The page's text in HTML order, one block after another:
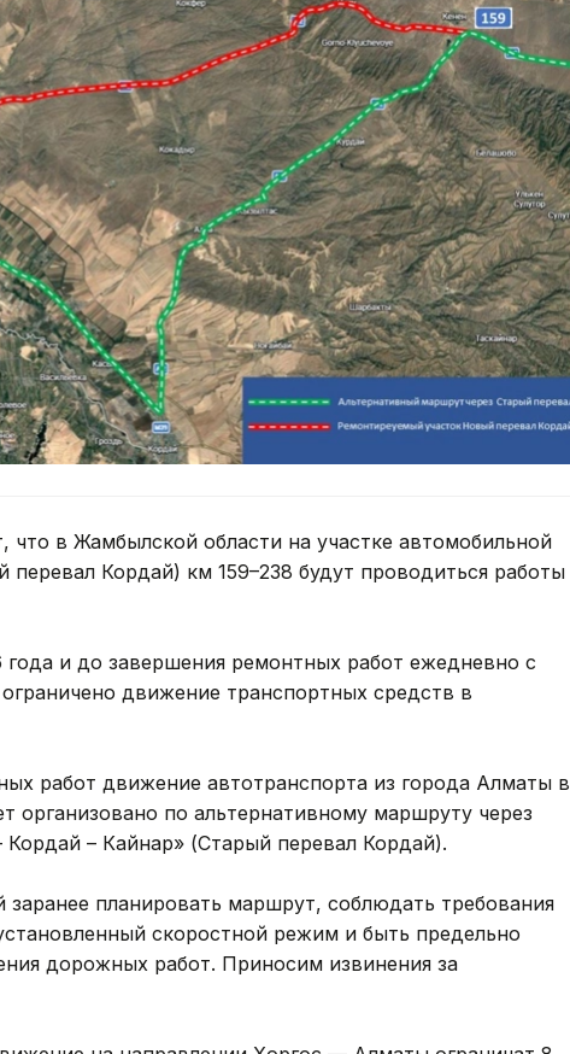
что в Жамбылской области на участке автомобильной
Кордай) км 159–238 будут проводиться работы
года и до завершения ремонтных работ ежедневно с
движение транспортных средств в
работ движение автотранспорта из города Алматы в
организовано по альтернативному маршруту через
– Кайнар» (Старый перевал Кордай).
планировать маршрут, соблюдать требования
скоростной режим и быть предельно
дорожных работ. Приносим извинения за